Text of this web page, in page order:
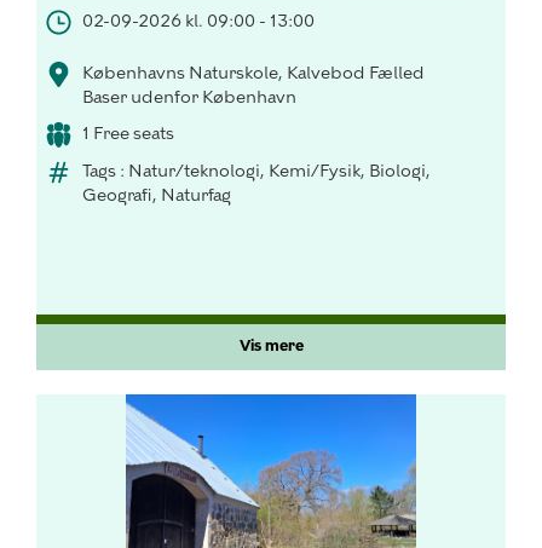
02-09-2026 kl. 09:00 - 13:00
Københavns Naturskole, Kalvebod Fælled
Baser udenfor København
1 Free seats
Tags : Natur/teknologi, Kemi/Fysik, Biologi,
Geografi, Naturfag
Vis mere